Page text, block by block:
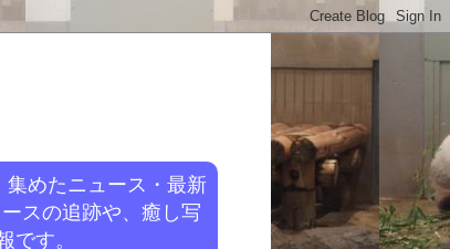
めたニュース・最新
スの追跡や、癒し写
です。